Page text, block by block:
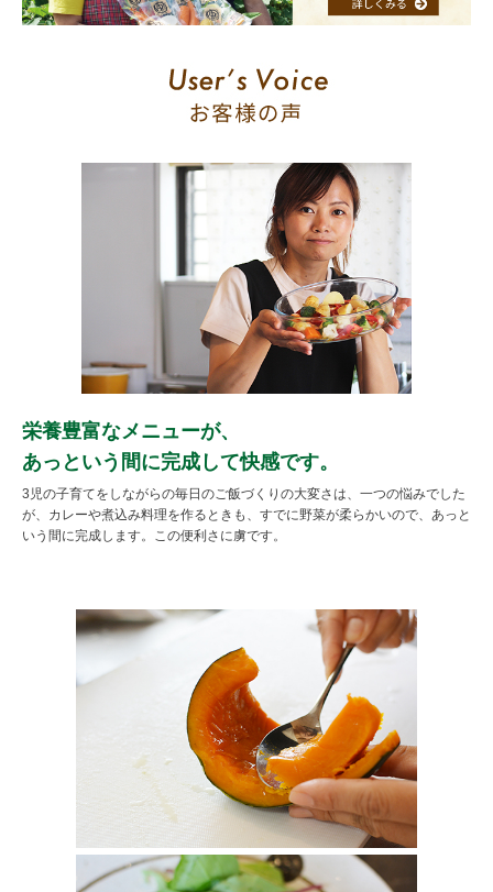
栄養豊富なメニューが、
あっという間に完成して快感です。
3児の子育てをしながらの毎日のご飯づくりの大変さは、一つの悩みでした
が、カレーや煮込み料理を作るときも、すでに野菜が柔らかいので、あっと
いう間に完成します。この便利さに虜です。